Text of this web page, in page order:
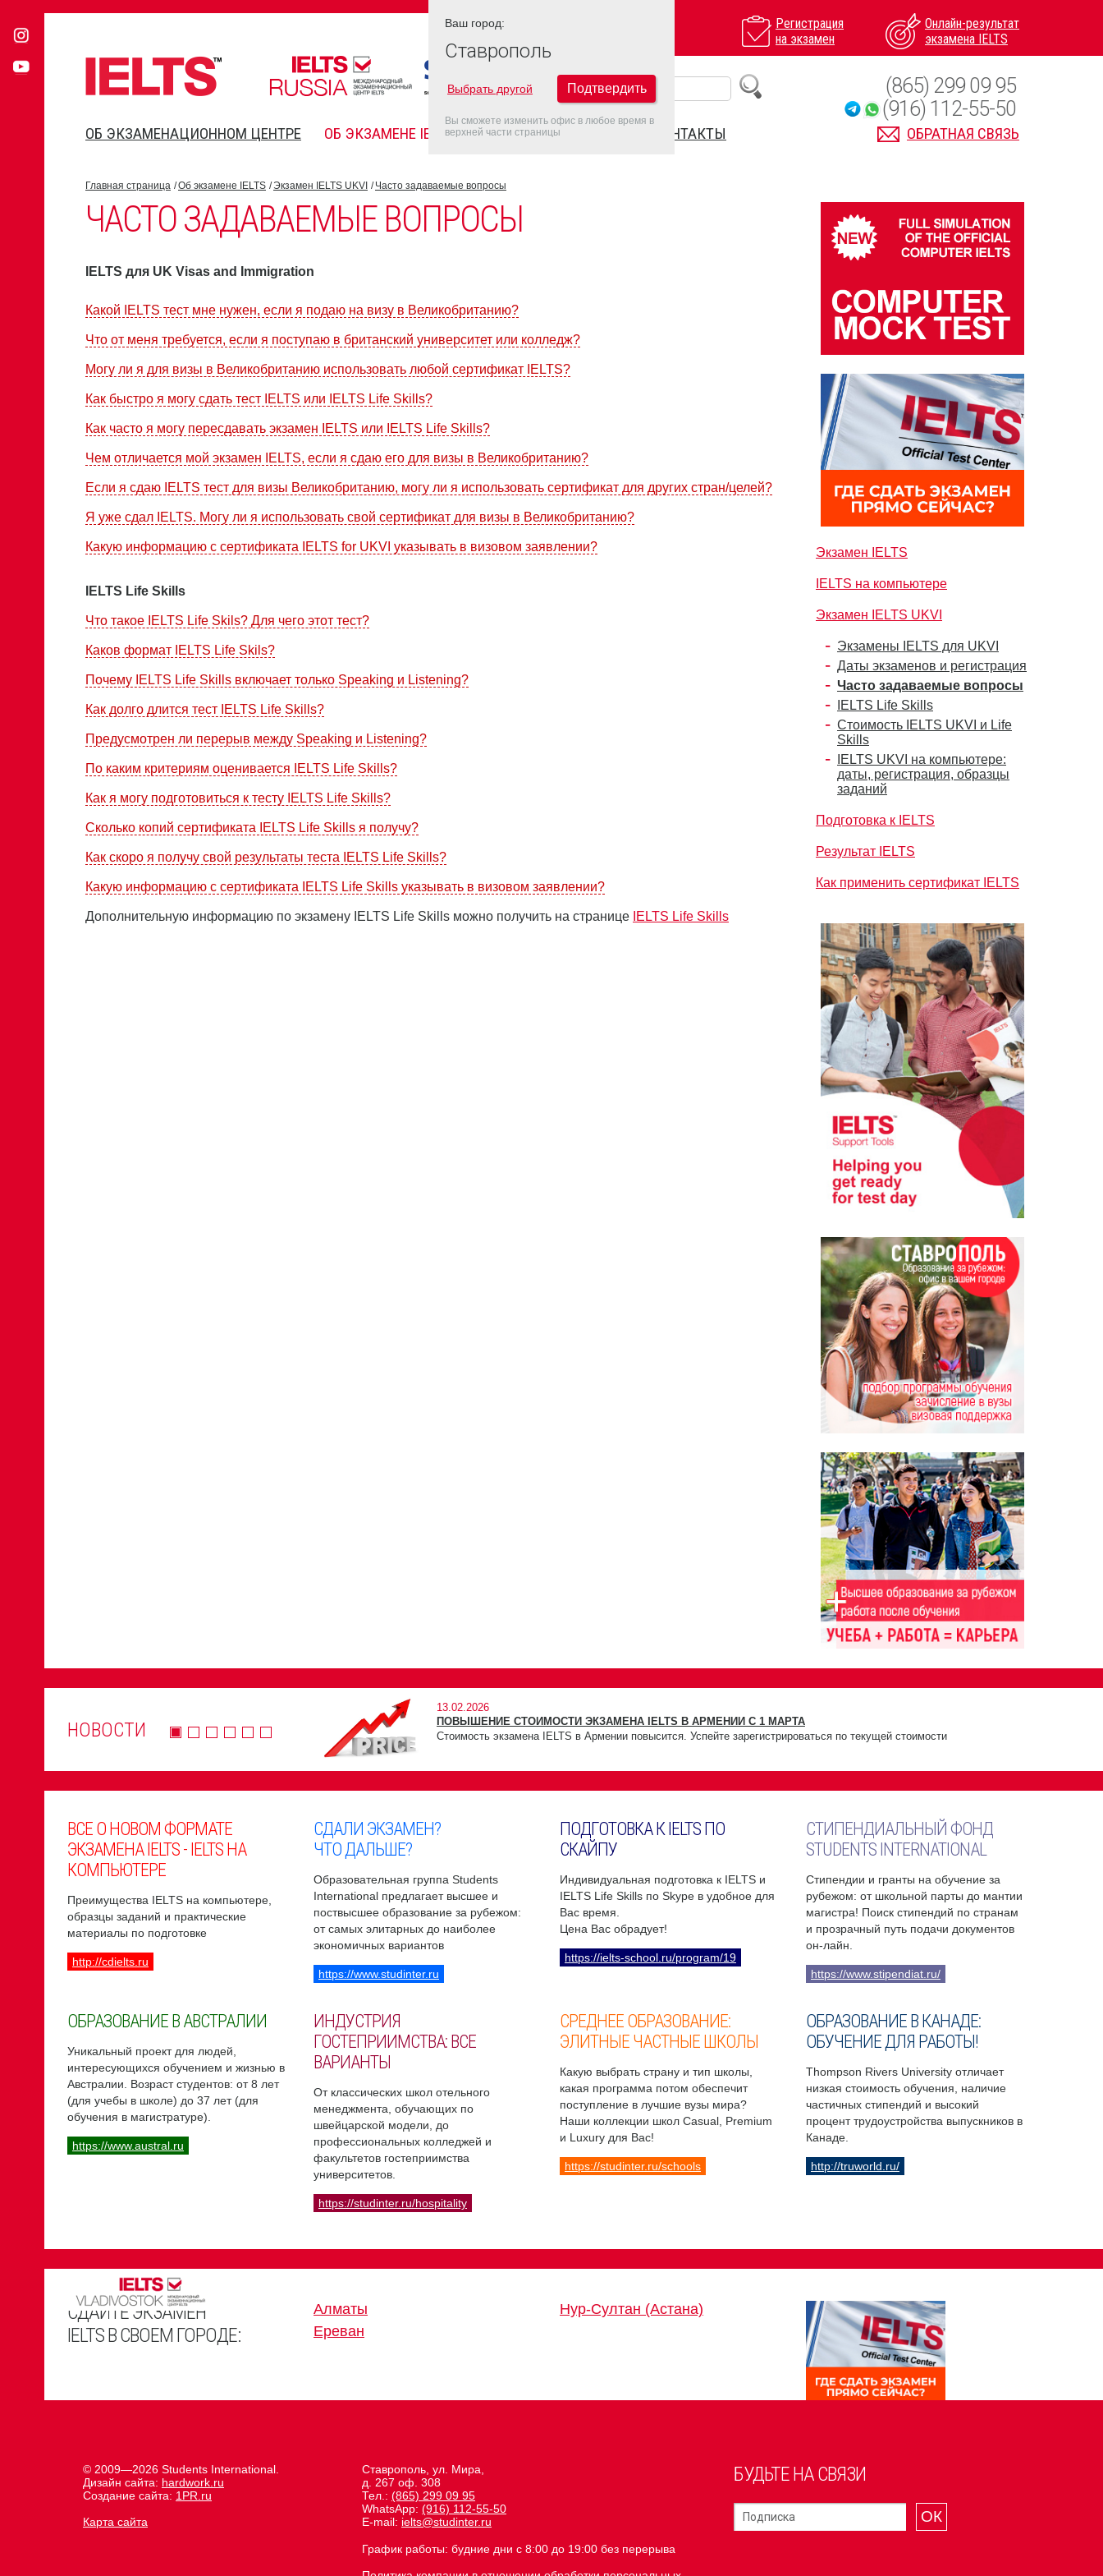
Регистрация
на экзамен
Онлайн-результат
экзамена IELTS
ОБ ЭКЗАМЕНАЦИОННОМ ЦЕНТРЕ ОБ ЭКЗАМЕНЕ IELTS FAQ ДАТЫ IELTS 2022 КОНТАКТЫ ОБРАТНАЯ СВЯЗЬ
(865) 299 09 95
(916) 112-55-50
Главная страница Об экзамене IELTS Экзамен IELTS UKVI Часто задаваемые вопросы
ЧАСТО ЗАДАВАЕМЫЕ ВОПРОСЫ
IELTS для UK Visas and Immigration
Какой IELTS тест мне нужен, если я подаю на визу в Великобританию?
Что от меня требуется, если я поступаю в британский университет или колледж?
Могу ли я для визы в Великобританию использовать любой сертификат IELTS?
Как быстро я могу сдать тест IELTS или IELTS Life Skills?
Как часто я могу пересдавать экзамен IELTS или IELTS Life Skills?
Чем отличается мой экзамен IELTS, если я сдаю его для визы в Великобританию?
Если я сдаю IELTS тест для визы Великобританию, могу ли я использовать сертификат для других стран/целей?
Я уже сдал IELTS. Могу ли я использовать свой сертификат для визы в Великобританию?
Какую информацию с сертификата IELTS for UKVI указывать в визовом заявлении?
IELTS Life Skills
Что такое IELTS Life Skils? Для чего этот тест?
Каков формат IELTS Life Skils?
Почему IELTS Life Skills включает только Speaking и Listening?
Как долго длится тест IELTS Life Skills?
Предусмотрен ли перерыв между Speaking и Listening?
По каким критериям оценивается IELTS Life Skills?
Как я могу подготовиться к тесту IELTS Life Skills?
Сколько копий сертификата IELTS Life Skills я получу?
Как скоро я получу свой результаты теста IELTS Life Skills?
Какую информацию с сертификата IELTS Life Skills указывать в визовом заявлении?
Дополнительную информацию по экзамену IELTS Life Skills можно получить на странице IELTS Life Skills
Экзамен IELTS
IELTS на компьютере
Экзамен IELTS UKVI
Экзамены IELTS для UKVI
Даты экзаменов и регистрация
Часто задаваемые вопросы
IELTS Life Skills
Стоимость IELTS UKVI и Life
Skills
IELTS UKVI на компьютере:
даты, регистрация, образцы
заданий
Подготовка к IELTS
Результат IELTS
Как применить сертификат IELTS
НОВОСТИ
13.02.2026
ПОВЫШЕНИЕ СТОИМОСТИ ЭКЗАМЕНА IELTS В АРМЕНИИ С 1 МАРТА
Стоимость экзамена IELTS в Армении повысится. Успейте зарегистрироваться по текущей стоимости
ВСЕ О НОВОМ ФОРМАТЕ
ЭКЗАМЕНА IELTS - IELTS НА
КОМПЬЮТЕРЕ
Преимущества IELTS на компьютере,
образцы заданий и практические
материалы по подготовке
http://cdielts.ru
СДАЛИ ЭКЗАМЕН?
ЧТО ДАЛЬШЕ?
Образовательная группа Students
International предлагает высшее и
поствысшее образование за рубежом:
от самых элитарных до наиболее
экономичных вариантов
https://www.studinter.ru
ПОДГОТОВКА К IELTS ПО
СКАЙПУ
Индивидуальная подготовка к IELTS и
IELTS Life Skills по Skype в удобное для
Вас время.
Цена Вас обрадует!
https://ielts-school.ru/program/19
СТИПЕНДИАЛЬНЫЙ ФОНД
STUDENTS INTERNATIONAL
Стипендии и гранты на обучение за
рубежом: от школьной парты до мантии
магистра! Поиск стипендий по странам
и прозрачный путь подачи документов
он-лайн.
https://www.stipendiat.ru/
ОБРАЗОВАНИЕ В АВСТРАЛИИ
Уникальный проект для людей,
интересующихся обучением и жизнью в
Австралии. Возраст студентов: от 8 лет
(для учебы в школе) до 37 лет (для
обучения в магистратуре).
https://www.austral.ru
ИНДУСТРИЯ
ГОСТЕПРИИМСТВА: ВСЕ
ВАРИАНТЫ
От классических школ отельного
менеджмента, обучающих по
швейцарской модели, до
профессиональных колледжей и
факультетов гостеприимства
университетов.
https://studinter.ru/hospitality
СРЕДНЕЕ ОБРАЗОВАНИЕ:
ЭЛИТНЫЕ ЧАСТНЫЕ ШКОЛЫ
Какую выбрать страну и тип школы,
какая программа потом обеспечит
поступление в лучшие вузы мира?
Наши коллекции школ Casual, Premium
и Luxury для Вас!
https://studinter.ru/schools
ОБРАЗОВАНИЕ В КАНАДЕ:
ОБУЧЕНИЕ ДЛЯ РАБОТЫ!
Thompson Rivers University отличает
низкая стоимость обучения, наличие
частичных стипендий и высокий
процент трудоустройства выпускников в
Канаде.
http://truworld.ru/
СДАЙТЕ ЭКЗАМЕН
IELTS В СВОЕМ ГОРОДЕ:
Алматы
Ереван
Нур-Султан (Астана)
БУДЬТЕ НА СВЯЗИ
ОК
Ставрополь, ул. Мира,
д. 267 оф. 308
Тел.: (865) 299 09 95
WhatsApp: (916) 112-55-50
E-mail: ielts@studinter.ru
График работы: будние дни с 8:00 до 19:00 без перерыва
© 2009—2026 Students International.
Дизайн сайта: hardwork.ru
Создание сайта: 1PR.ru
Карта сайта
Ваш город:
Ставрополь
Выбрать другой Подтвердить
Вы сможете изменить офис в любое время в
верхней части страницы